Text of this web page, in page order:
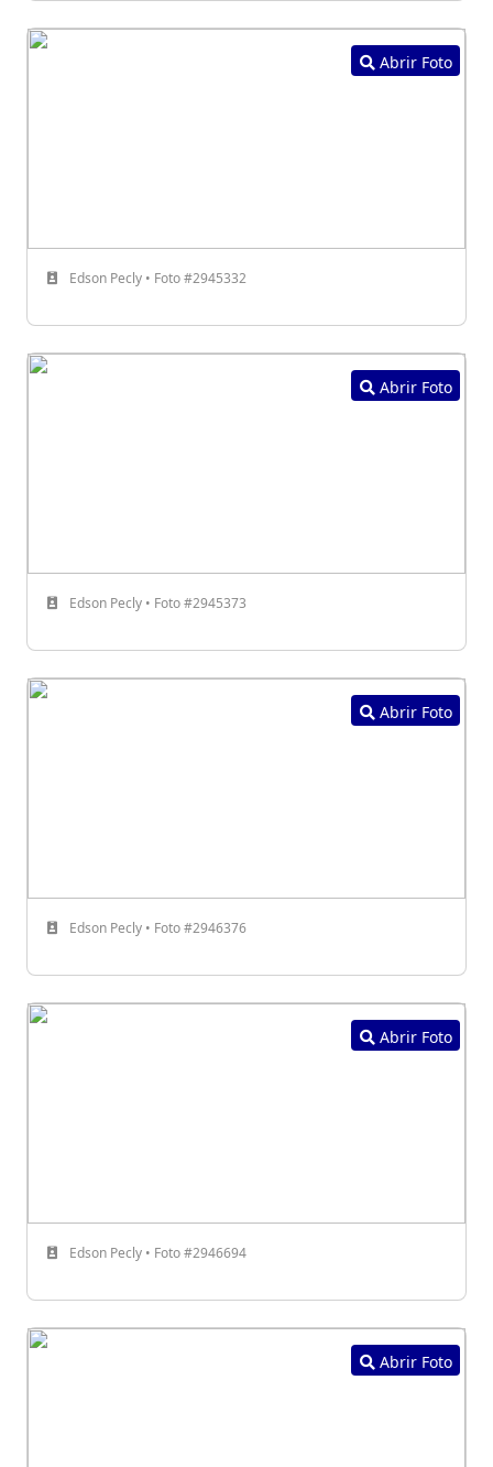
Abrir Foto
Edson Pecly • Foto #2945332
Abrir Foto
Edson Pecly • Foto #2945373
Abrir Foto
Edson Pecly • Foto #2946376
Abrir Foto
Edson Pecly • Foto #2946694
Abrir Foto